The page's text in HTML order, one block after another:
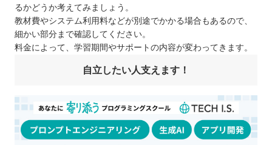
るかどうか考えてみましょう。
教材費やシステム利用料などが別途でかかる場合もあるので、
細かい部分まで確認してください。
料金によって、学習期間やサポートの内容が変わってきます。
自立したい人支えます！